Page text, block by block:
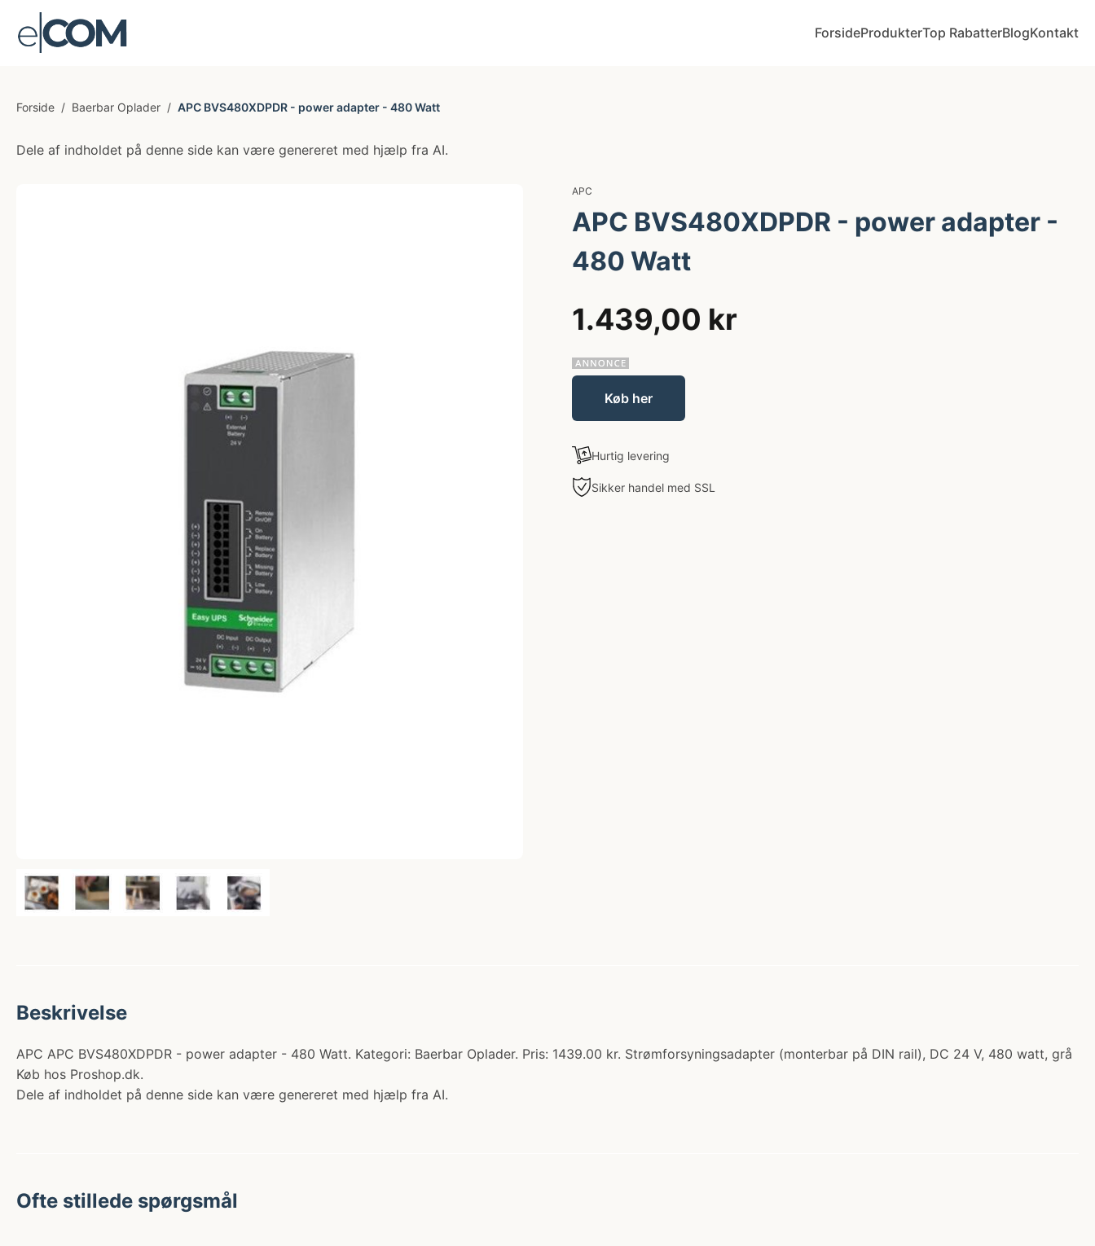
ForsideProdukterTop RabatterBlogKontakt
Forside / Baerbar Oplader / APC BVS480XDPDR - power adapter - 480 Watt
Dele af indholdet på denne side kan være genereret med hjælp fra AI.
APC
APC BVS480XDPDR - power adapter -
480 Watt
1.439,00 kr
Køb her
Hurtig levering
Sikker handel med SSL
Beskrivelse
APC APC BVS480XDPDR - power adapter - 480 Watt. Kategori: Baerbar Oplader. Pris: 1439.00 kr. Strømforsyningsadapter (monterbar på DIN rail), DC 24 V, 480 watt, grå
Køb hos Proshop.dk.
Dele af indholdet på denne side kan være genereret med hjælp fra AI.
Ofte stillede spørgsmål